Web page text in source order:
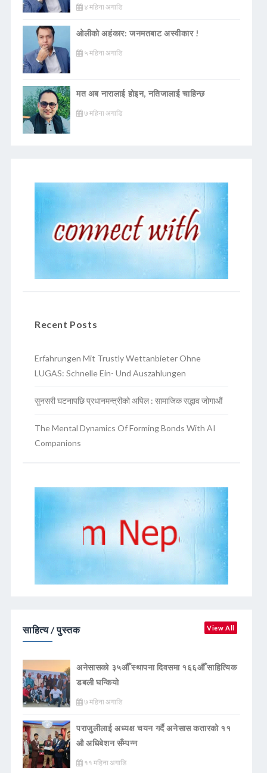
४ महिना अगाडि
ओलीको अहंकार: जनमतबाट अस्वीकार !
५ महिना अगाडि
मत अब नारालाई होइन, नतिजालाई चाहिन्छ
७ महिना अगाडि
Recent Posts
Erfahrungen Mit Trustly Wettanbieter Ohne
LUGAS: Schnelle Ein- Und Auszahlungen
सुनसरी घटनापछि प्रधानमन्त्रीको अपिल : सामाजिक सद्भाव जोगाऔं
The Mental Dynamics Of Forming Bonds With AI
Companions
साहित्य / पुस्तक View All
अनेसासको ३५औँ स्थापना दिवसमा १६६औँ साहित्यिक
डबली घन्कियाे
७ महिना अगाडि
पराजुलीलाई अध्यक्ष चयन गर्दै अनेसास कतारको ११
औ अधिबेशन सँम्पन्न
११ महिना अगाडि